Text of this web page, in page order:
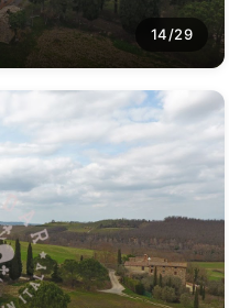
14/29